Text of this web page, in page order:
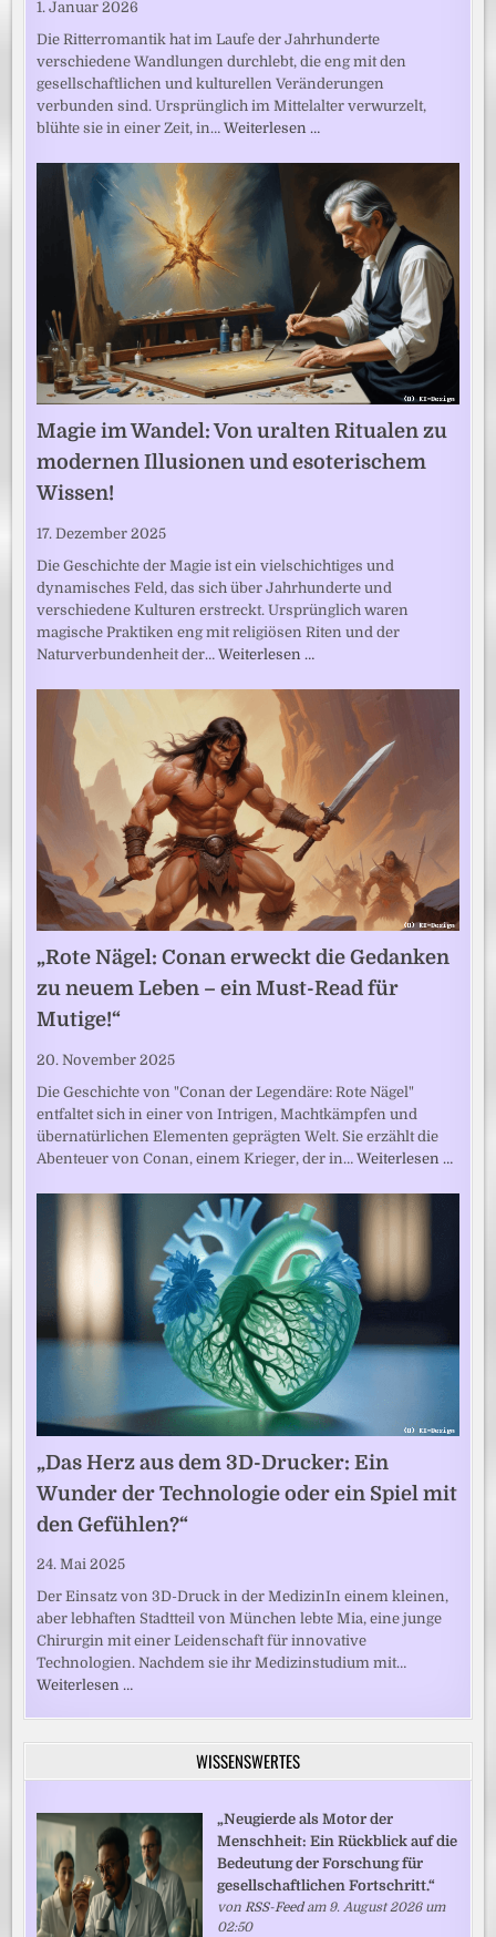
1. Januar 2026
Die Ritterromantik hat im Laufe der Jahrhunderte
verschiedene Wandlungen durchlebt, die eng mit den
gesellschaftlichen und kulturellen Veränderungen
verbunden sind. Ursprünglich im Mittelalter verwurzelt,
blühte sie in einer Zeit, in…Weiterlesen …
Magie im Wandel: Von uralten Ritualen zu
modernen Illusionen und esoterischem
Wissen!
17. Dezember 2025
Die Geschichte der Magie ist ein vielschichtiges und
dynamisches Feld, das sich über Jahrhunderte und
verschiedene Kulturen erstreckt. Ursprünglich waren
magische Praktiken eng mit religiösen Riten und der
Naturverbundenheit der…Weiterlesen …
„Rote Nägel: Conan erweckt die Gedanken
zu neuem Leben – ein Must-Read für
Mutige!“
20. November 2025
Die Geschichte von "Conan der Legendäre: Rote Nägel"
entfaltet sich in einer von Intrigen, Machtkämpfen und
übernatürlichen Elementen geprägten Welt. Sie erzählt die
Abenteuer von Conan, einem Krieger, der in…Weiterlesen …
„Das Herz aus dem 3D-Drucker: Ein
Wunder der Technologie oder ein Spiel mit
den Gefühlen?“
24. Mai 2025
Der Einsatz von 3D-Druck in der MedizinIn einem kleinen,
aber lebhaften Stadtteil von München lebte Mia, eine junge
Chirurgin mit einer Leidenschaft für innovative
Technologien. Nachdem sie ihr Medizinstudium mit…
Weiterlesen …
WISSENSWERTES
„Neugierde als Motor der
Menschheit: Ein Rückblick auf die
Bedeutung der Forschung für
gesellschaftlichen Fortschritt.“
vonRSS-Feedam 9. August 2026 um
02:50